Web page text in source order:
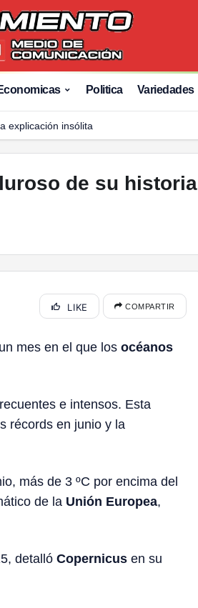
Politica Variedades
explicación insólita
de su historia
LIKE COMPARTIR
mes en el que losocéanos
e intensos. Esta
récords en junio y la
más de 3 ºC por encima del
de la Unión Europea,
detallóCopernicus en su